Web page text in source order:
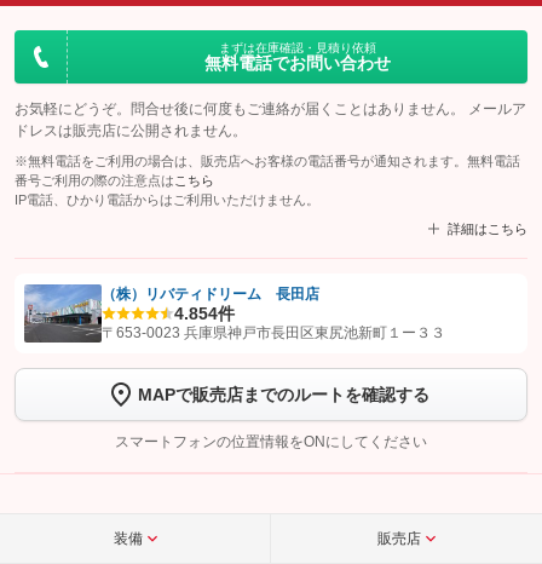
まずは在庫確認・見積り依頼
無料電話でお問い合わせ
お気軽にどうぞ。問合せ後に何度もご連絡が届くことはありません。 メールア
ドレスは販売店に公開されません。
※無料電話をご利用の場合は、販売店へお客様の電話番号が通知されます。無料電話
番号ご利用の際の注意点は こちら
IP電話、ひかり電話からはご利用いただけません。
詳細はこちら
【STEP1】認証画面でグーネットを友だち追加してから「許可する」ボタンを押
トーク画面で
ボタンをタップして問い合わせを
完了してください。
こちら
（株）リバティドリーム 長田店
4.854件
〒653-0023 兵庫県神戸市長田区東尻池新町１ー３３
MAPで販売店までのルートを確認する
スマートフォンの位置情報をONにしてください
装備 販売店